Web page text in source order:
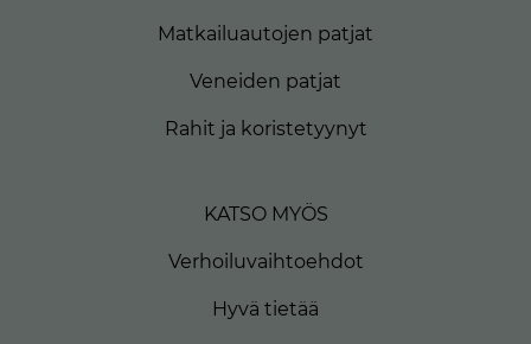
Matkailuautojen patjat
Veneiden patjat
Rahit ja koristetyynyt
KATSO MYÖS
Verhoiluvaihtoehdot
Hyvä tietää